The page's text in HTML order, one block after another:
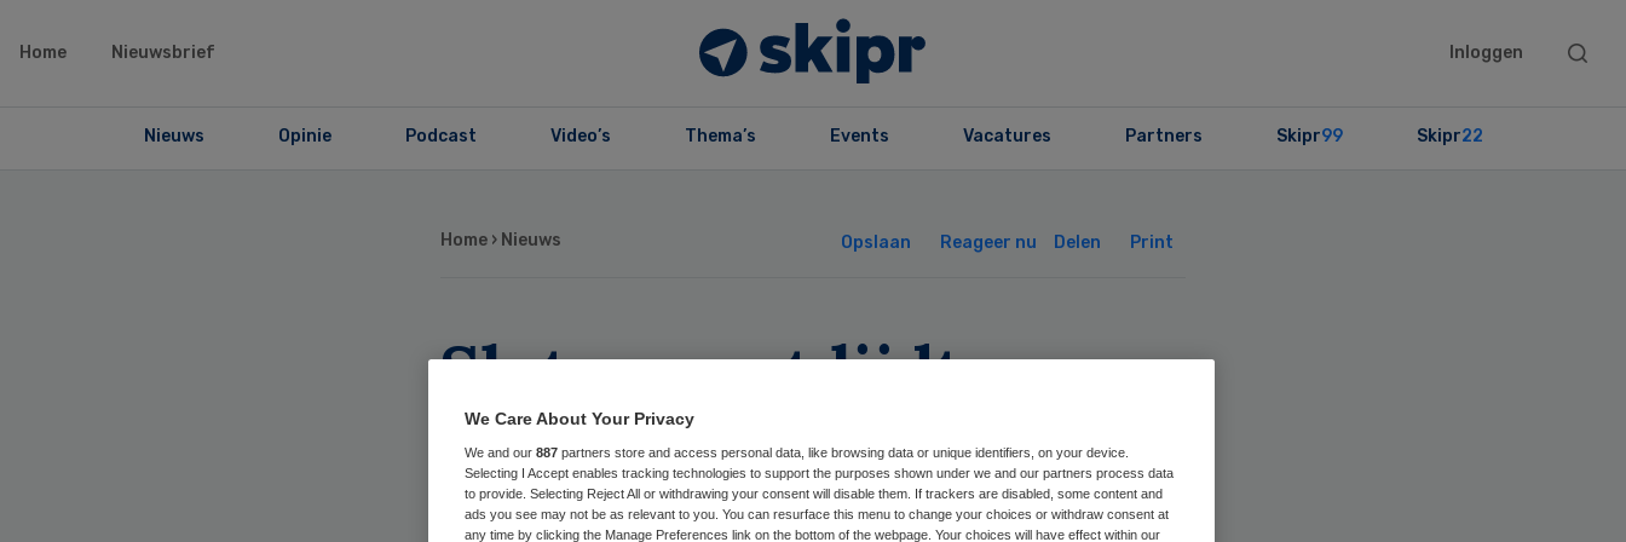
Home Nieuwsbrief Inloggen
Search
Nieuws Opinie Podcast Video’s Thema’s Events Vacatures Partners Skipr99 Skipr22
Home › Nieuws Opslaan Reageer nu Delen Print
Slotervaart lijdt weer
verlies
We Care About Your Privacy
We and our 887 partners store and access personal data, like browsing data or unique identifiers, on your device.
Selecting I Accept enables tracking technologies to support the purposes shown under we and our partners process data
to provide. Selecting Reject All or withdrawing your consent will disable them. If trackers are disabled, some content and
ads you see may not be as relevant to you. You can resurface this menu to change your choices or withdraw consent at
any time by clicking the Manage Preferences link on the bottom of the webpage. Your choices will have effect within our